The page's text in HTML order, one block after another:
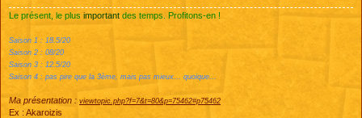
Le présent, le plus important des temps. Profitons-en !
Saison 1 : 18.5/20
Saison 2 : 08/20
Saison 3 : 12.5/20
Saison 4 : pas pire que la 3ème, mais pas mieux... quoique...
Ma présentation : viewtopic.php?f=7&t=80&p=75462#p75462
Ex : Akaroizis